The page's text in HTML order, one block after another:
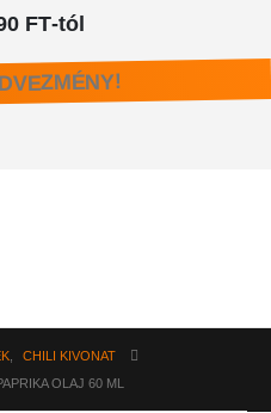
FT-tól
CHILI KIVONAT
OLAJ 60 ML